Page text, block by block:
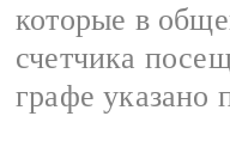
которые в
счетчика
графе указано